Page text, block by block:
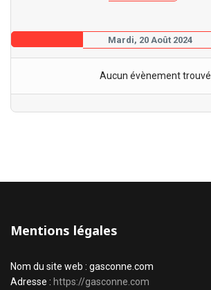
Mardi, 20 Août 2024
Aucun évènement trouvé
Mentions légales
Nom du site web : gasconne.com
Adresse : https://gasconne.com